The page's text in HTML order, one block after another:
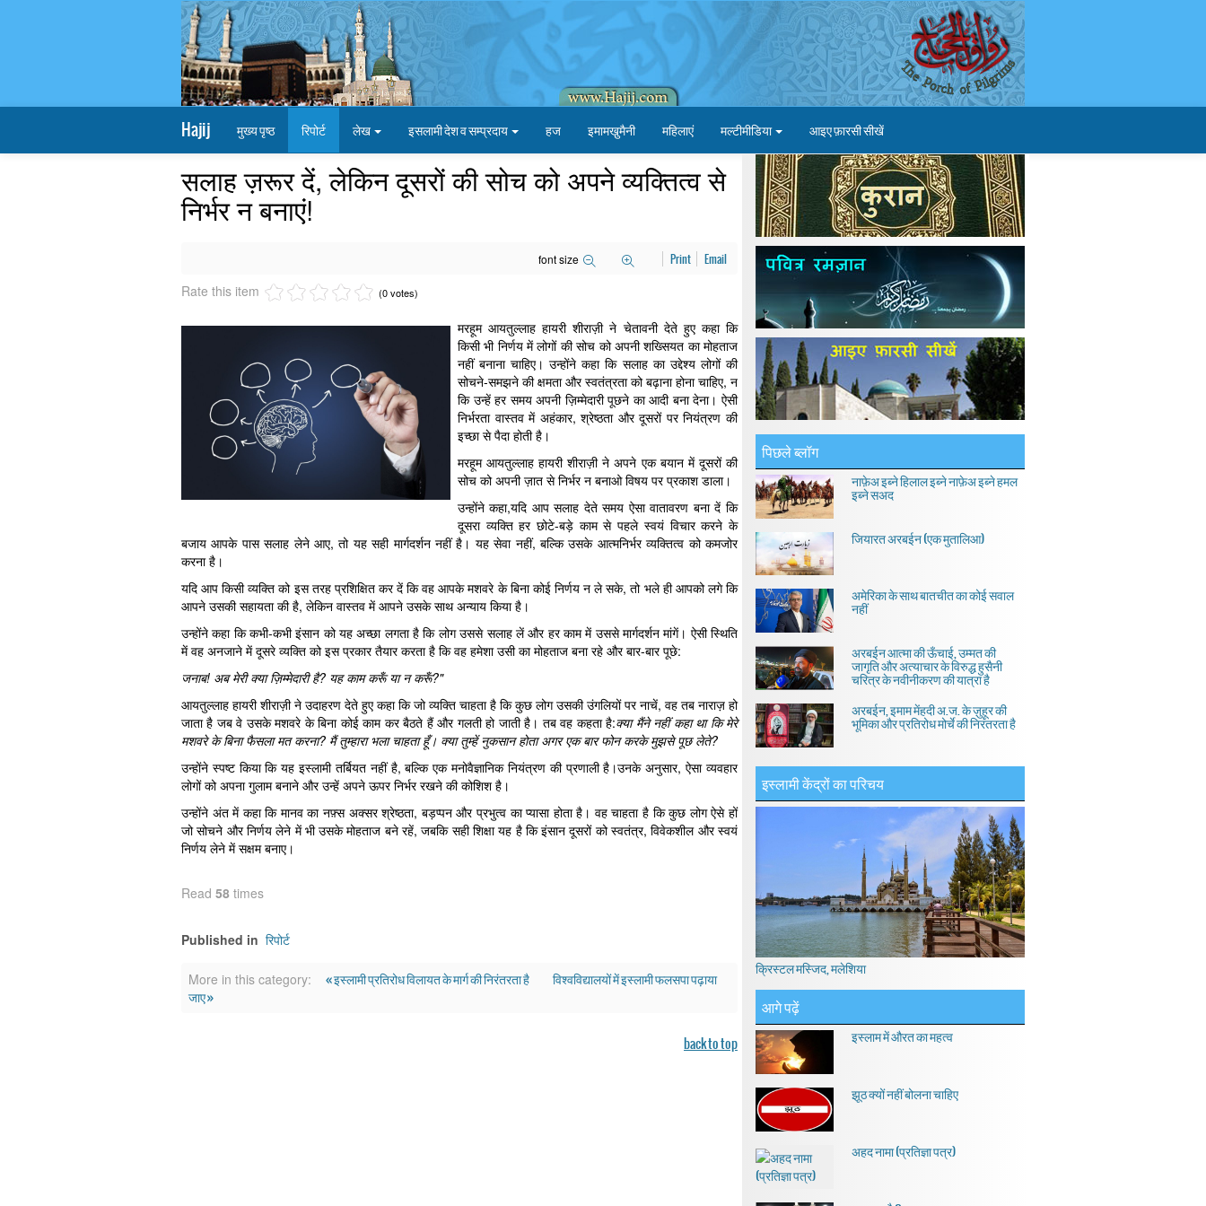
Hajij मुख्य पृष्ठ रिपोर्ट लेख इसलामी देश व सम्प्रदाय हज इमामखु़मैनी महिलाएं मल्टीमीडिया आइए फ़ारसी सीखें
सलाह ज़रूर दें, लेकिन दूसरों की सोच को अपने व्यक्तित्व से
निर्भर न बनाएं!
font size Print Email
Rate this item (0 votes)
मरहूम आयतुल्लाह हायरी शीराज़ी ने चेतावनी देते हुए कहा कि
किसी भी निर्णय में लोगों की सोच को अपनी शख्सियत का मोहताज
नहीं बनाना चाहिए। उन्होंने कहा कि सलाह का उद्देश्य लोगों की
सोचने-समझने की क्षमता और स्वतंत्रता को बढ़ाना होना चाहिए, न
कि उन्हें हर समय अपनी ज़िम्मेदारी पूछने का आदी बना देना। ऐसी
निर्भरता वास्तव में अहंकार, श्रेष्ठता और दूसरों पर नियंत्रण की
इच्छा से पैदा होती है।
मरहूम आयतुल्लाह हायरी शीराज़ी ने अपने एक बयान में दूसरों की
सोच को अपनी ज़ात से निर्भर न बनाओ विषय पर प्रकाश डाला।
उन्होंने कहा,यदि आप सलाह देते समय ऐसा वातावरण बना दें कि
दूसरा व्यक्ति हर छोटे-बड़े काम से पहले स्वयं विचार करने के
बजाय आपके पास सलाह लेने आए, तो यह सही मार्गदर्शन नहीं है। यह सेवा नहीं, बल्कि उसके आत्मनिर्भर व्यक्तित्व को कमजोर
करना है।
यदि आप किसी व्यक्ति को इस तरह प्रशिक्षित कर दें कि वह आपके मशवरे के बिना कोई निर्णय न ले सके, तो भले ही आपको लगे कि
आपने उसकी सहायता की है, लेकिन वास्तव में आपने उसके साथ अन्याय किया है।
उन्होंने कहा कि कभी-कभी इंसान को यह अच्छा लगता है कि लोग उससे सलाह लें और हर काम में उससे मार्गदर्शन मांगें। ऐसी स्थिति
में वह अनजाने में दूसरे व्यक्ति को इस प्रकार तैयार करता है कि वह हमेशा उसी का मोहताज बना रहे और बार-बार पूछे:
जनाब! अब मेरी क्या ज़िम्मेदारी है? यह काम करूँ या न करूँ?"
आयतुल्लाह हायरी शीराज़ी ने उदाहरण देते हुए कहा कि जो व्यक्ति चाहता है कि कुछ लोग उसकी उंगलियों पर नाचें, वह तब नाराज़ हो
जाता है जब वे उसके मशवरे के बिना कोई काम कर बैठते हैं और गलती हो जाती है। तब वह कहता है:क्या मैंने नहीं कहा था कि मेरे
मशवरे के बिना फैसला मत करना? मैं तुम्हारा भला चाहता हूँ। क्या तुम्हें नुकसान होता अगर एक बार फोन करके मुझसे पूछ लेते?
उन्होंने स्पष्ट किया कि यह इस्लामी तर्बियत नहीं है, बल्कि एक मनोवैज्ञानिक नियंत्रण की प्रणाली है।उनके अनुसार, ऐसा व्यवहार
लोगों को अपना गुलाम बनाने और उन्हें अपने ऊपर निर्भर रखने की कोशिश है।
उन्होंने अंत में कहा कि मानव का नफ़्स अक्सर श्रेष्ठता, बड़प्पन और प्रभुत्व का प्यासा होता है। वह चाहता है कि कुछ लोग ऐसे हों
जो सोचने और निर्णय लेने में भी उसके मोहताज बने रहें, जबकि सही शिक्षा यह है कि इंसान दूसरों को स्वतंत्र, विवेकशील और स्वयं
निर्णय लेने में सक्षम बनाए।
Read 58 times
Published in रिपोर्ट
More in this category: « इस्लामी प्रतिरोध विलायत के मार्ग की निरंतरता है
विश्वविद्यालयों में इस्लामी फलसपा पढ़ाया
जाए »
back to top
पिछले ब्लॉग
नाफ़ेअ इब्ने हिलाल इब्ने नाफ़ेअ इब्ने हमल
इब्ने सअद
जियारत अरबईन (एक मुतालिआ)
अमेरिका के साथ बातचीत का कोई सवाल
नहीं
अरबईन आत्मा की ऊँचाई, उम्मत की
जागृति और अत्याचार के विरुद्ध हुसैनी
चरित्र के नवीनीकरण की यात्रा है
अरबईन, इमाम मेंहदी अ.ज. के ज़ुहूर की
भूमिका और प्रतिरोध मोर्चे की निरंतरता है
इस्लामी केंद्रों का परिचय
क्रिस्टल मस्जिद, मलेशिया
आगे पढ़ें
इस्लाम में औरत का महत्व
झूठ क्यों नहीं बोलना चाहिए
अहद नामा (प्रतिज्ञा पत्र)